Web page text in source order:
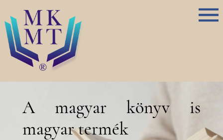
A magyar könyv is
magyar termék